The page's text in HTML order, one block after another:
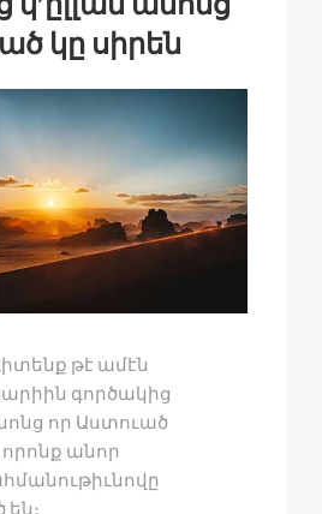
կը սիրեն
թէ ամէն
գործակից
որ Աստուած
որոնք անոր
են։